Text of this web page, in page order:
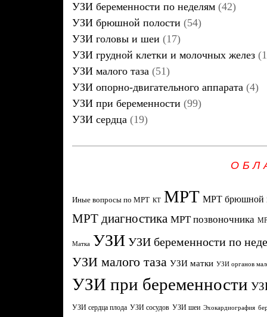
УЗИ беременности по неделям (42)
УЗИ брюшной полости (54)
УЗИ головы и шеи (17)
УЗИ грудной клетки и молочных желез
УЗИ малого таза (51)
УЗИ опорно-двигательного аппарата (4)
УЗИ при беременности (99)
УЗИ сердца (19)
Иные вопросы по МРТ КТ МРТ МРТ брюшной
МРТ диагностика МРТ позвоночника
Матка УЗИ УЗИ беременности по
УЗИ малого таза УЗИ матки УЗИ органов
УЗИ при беременности
УЗИ сердца плода УЗИ сосудов УЗИ шеи Эхокардиография